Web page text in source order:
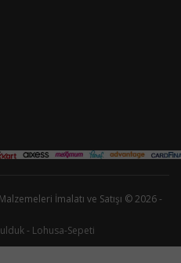
İmalatı ve Satışı © 2026 -
- Lohusa-Sepeti